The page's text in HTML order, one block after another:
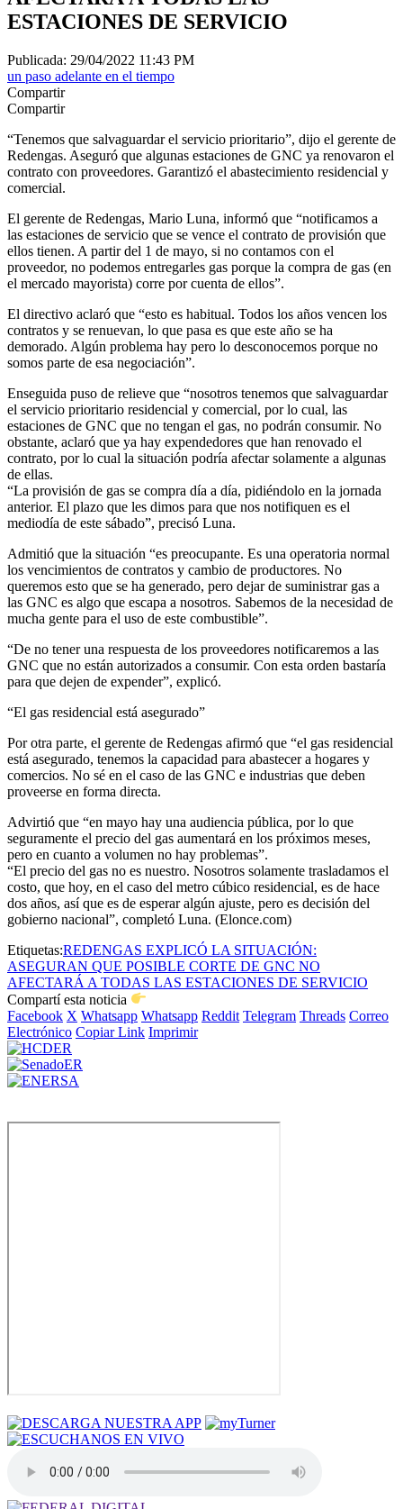
ESTACIONES DE SERVICIO
Publicada: 29/04/2022 11:43 PM
un paso adelante en el tiempo
Compartir
Compartir
“Tenemos que salvaguardar el servicio prioritario”, dijo el gerente de
Redengas. Aseguró que algunas estaciones de GNC ya renovaron el
contrato con proveedores. Garantizó el abastecimiento residencial y
comercial.
El gerente de Redengas, Mario Luna, informó que “notificamos a
las estaciones de servicio que se vence el contrato de provisión que
ellos tienen. A partir del 1 de mayo, si no contamos con el
proveedor, no podemos entregarles gas porque la compra de gas (en
el mercado mayorista) corre por cuenta de ellos”.
El directivo aclaró que “esto es habitual. Todos los años vencen los
contratos y se renuevan, lo que pasa es que este año se ha
demorado. Algún problema hay pero lo desconocemos porque no
somos parte de esa negociación”.
Enseguida puso de relieve que “nosotros tenemos que salvaguardar
el servicio prioritario residencial y comercial, por lo cual, las
estaciones de GNC que no tengan el gas, no podrán consumir. No
obstante, aclaró que ya hay expendedores que han renovado el
contrato, por lo cual la situación podría afectar solamente a algunas
de ellas.
“La provisión de gas se compra día a día, pidiéndolo en la jornada
anterior. El plazo que les dimos para que nos notifiquen es el
mediodía de este sábado”, precisó Luna.
Admitió que la situación “es preocupante. Es una operatoria normal
los vencimientos de contratos y cambio de productores. No
queremos esto que se ha generado, pero dejar de suministrar gas a
las GNC es algo que escapa a nosotros. Sabemos de la necesidad de
mucha gente para el uso de este combustible”.
“De no tener una respuesta de los proveedores notificaremos a las
GNC que no están autorizados a consumir. Con esta orden bastaría
para que dejen de expender”, explicó.
“El gas residencial está asegurado”
Por otra parte, el gerente de Redengas afirmó que “el gas residencial
está asegurado, tenemos la capacidad para abastecer a hogares y
comercios. No sé en el caso de las GNC e industrias que deben
proveerse en forma directa.
Advirtió que “en mayo hay una audiencia pública, por lo que
seguramente el precio del gas aumentará en los próximos meses,
pero en cuanto a volumen no hay problemas”.
“El precio del gas no es nuestro. Nosotros solamente trasladamos el
costo, que hoy, en el caso del metro cúbico residencial, es de hace
dos años, así que es de esperar algún ajuste, pero es decisión del
gobierno nacional”, completó Luna. (Elonce.com)
Etiquetas:REDENGAS EXPLICÓ LA SITUACIÓN:
ASEGURAN QUE POSIBLE CORTE DE GNC NO
AFECTARÁ A TODAS LAS ESTACIONES DE SERVICIO
Compartí esta noticia
Facebook X Whatsapp Whatsapp Reddit Telegram Threads Correo
Electrónico Copiar Link Imprimir